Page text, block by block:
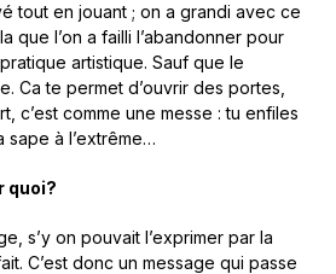
tout en jouant ; on a grandi avec ce
que l’on a failli l’abandonner pour
artistique. Sauf que le
Ca te permet d’ouvrir des portes,
c’est comme une messe : tu enfiles
sape à l’extrême…
quoi?
s’y on pouvait l’exprimer par la
C’est donc un message qui passe